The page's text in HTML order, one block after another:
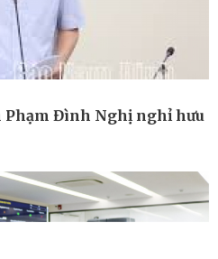
Sức khỏe
Dinh dưỡng - món ngon
Sản phụ khoa
Làm đẹp - giảm cân
Phòng mạch online
Ăn sạch sống khỏe
Đình Nghị nghỉ hưu